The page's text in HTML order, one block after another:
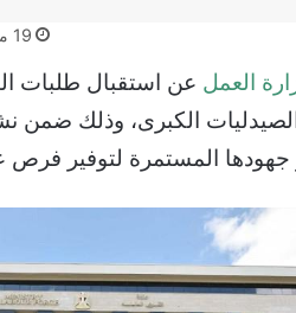
19 مايو، 2025
العمل
الكبرى، وذلك ضمن
المستمرة لتوفير فرص